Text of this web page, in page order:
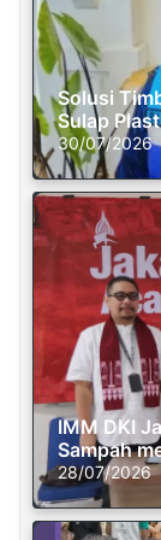
Solusi
Sulap
30/07/2026
IMM DKI
Sampah
28/07/2026